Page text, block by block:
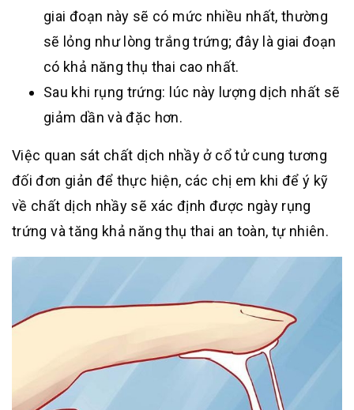
giai đoạn này sẽ có mức nhiều nhất, thường
sẽ lỏng như lòng trắng trứng; đây là giai đoạn
có khả năng thụ thai cao nhất.
Sau khi rụng trứng: lúc này lượng dịch nhất sẽ
giảm dần và đặc hơn.
Việc quan sát chất dịch nhầy ở cổ tử cung tương
đối đơn giản để thực hiện, các chị em khi để ý kỹ
về chất dịch nhầy sẽ xác định được ngày rụng
trứng và tăng khả năng thụ thai an toàn, tự nhiên.